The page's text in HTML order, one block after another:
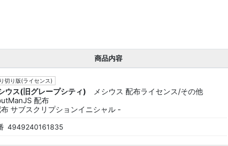
商品内容
切り版(ライセンス)
ウス(旧グレープシティ)
メシウス 配布ライセンス/その他
配布
布 サブスクリプションイニシャル -
4949240161835